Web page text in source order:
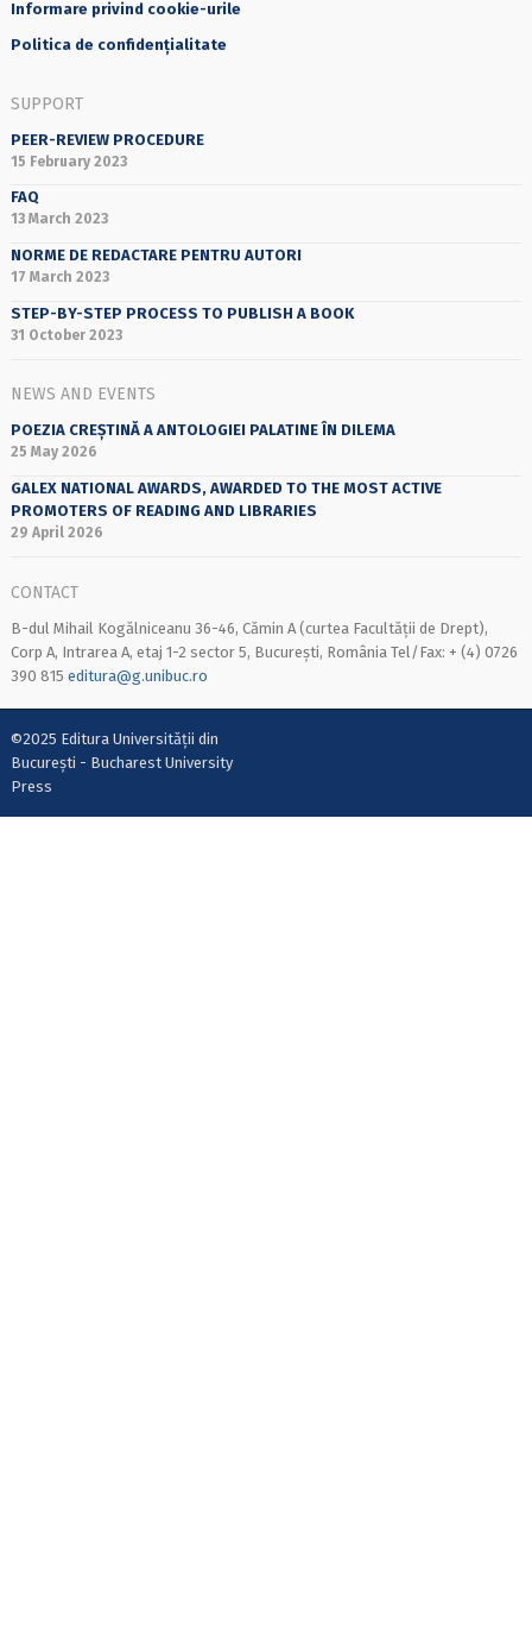
Informare privind cookie-urile
Politica de confidențialitate
SUPPORT
PEER-REVIEW PROCEDURE
15 February 2023
FAQ
13 March 2023
NORME DE REDACTARE PENTRU AUTORI
17 March 2023
STEP-BY-STEP PROCESS TO PUBLISH A BOOK
31 October 2023
NEWS AND EVENTS
POEZIA CREȘTINĂ A ANTOLOGIEI PALATINE ÎN DILEMA
25 May 2026
GALEX NATIONAL AWARDS, AWARDED TO THE MOST ACTIVE
PROMOTERS OF READING AND LIBRARIES
29 April 2026
CONTACT
B-dul Mihail Kogălniceanu 36-46, Cămin A (curtea Facultății de Drept),
Corp A, Intrarea A, etaj 1-2 sector 5, București, România Tel/Fax: + (4) 0726
390 815 editura@g.unibuc.ro
©2025 Editura Universității din
București - Bucharest University
Press